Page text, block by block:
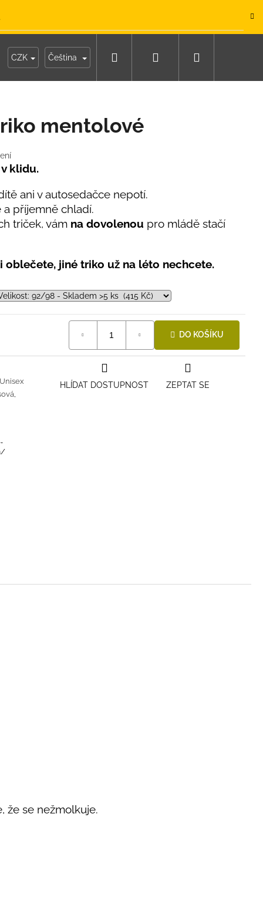
Moje objednávka
CZK Čeština Hledat Přihlášení
mentolové
klidu.
ani v autosedačce nepotí.
a příjemně chladí.
triček, vám na dovolenou pro mládě stačí
jiné triko už na léto nechcete.
DO KOŠÍKU
Unisex
ZEPTAT SE
HLÍDAT DOSTUPNOST
že se nežmolkuje.